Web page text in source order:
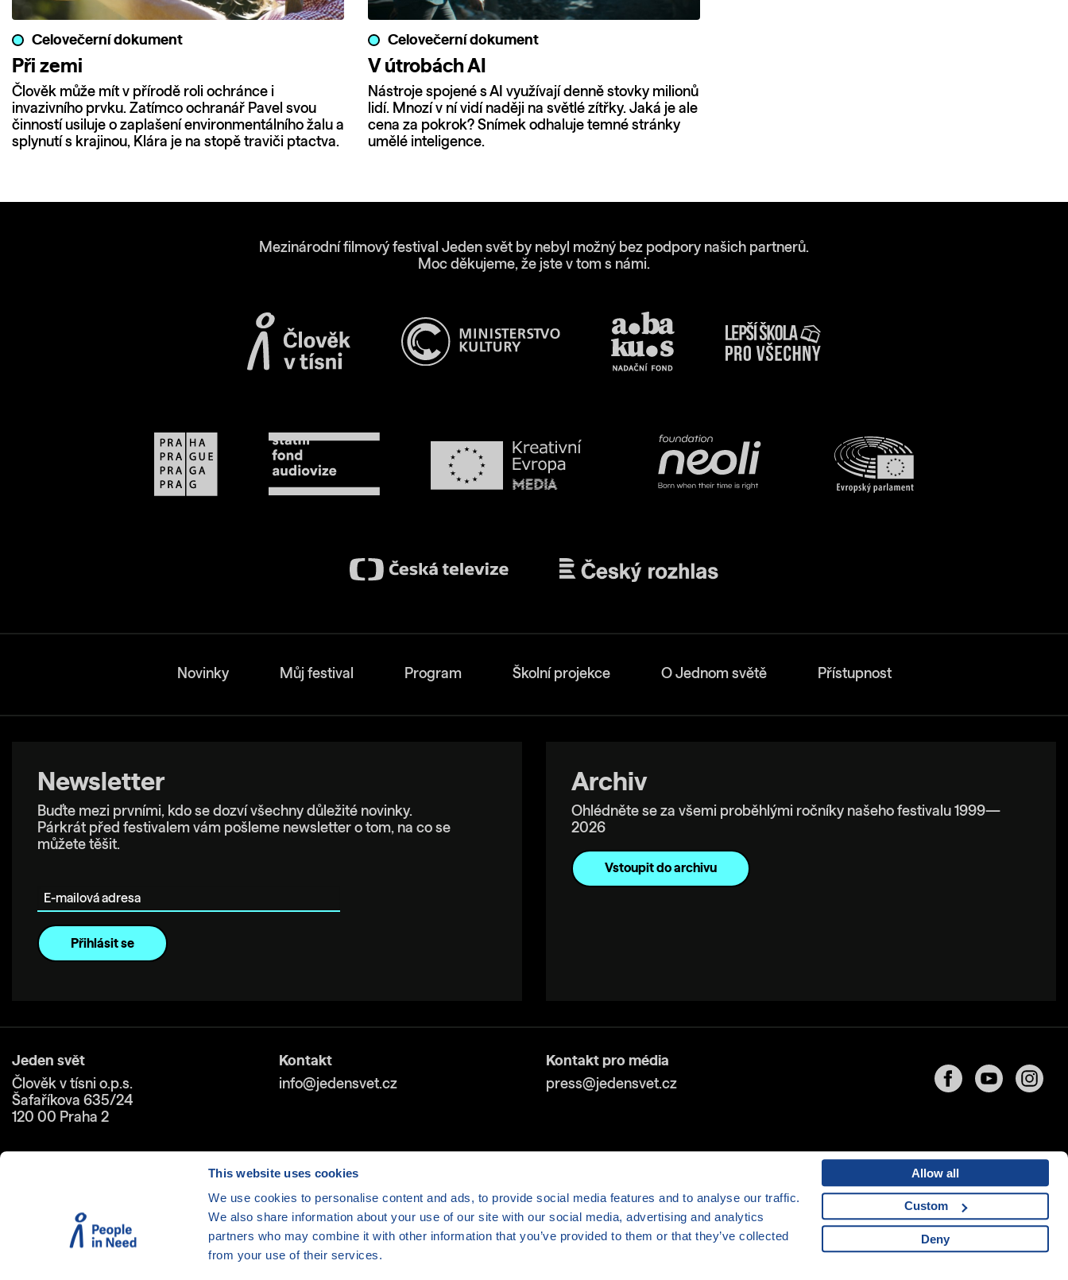
This website uses cookies
We use cookies to personalise content and ads, to provide social media features and to analyse our traffic.
We also share information about your use of our site with our social media, advertising and analytics
partners who may combine it with other information that you’ve provided to them or that they’ve collected
from your use of their services.
Allow all
Custom
Deny
Celovečerní dokument
Při zemi
Člověk může mít v přírodě roli ochránce i
invazivního prvku. Zatímco ochranář Pavel svou
činností usiluje o zaplašení environmentálního žalu a
splynutí s krajinou, Klára je na stopě traviči ptactva.
Celovečerní dokument
V útrobách AI
Nástroje spojené s AI využívají denně stovky milionů
lidí. Mnozí v ní vidí naději na světlé zítřky. Jaká je ale
cena za pokrok? Snímek odhaluje temné stránky
umělé inteligence.
Mezinárodní filmový festival Jeden svět by nebyl možný bez podpory našich partnerů.
Moc děkujeme, že jste v tom s námi.
Novinky Můj festival Program Školní projekce O Jednom světě Přístupnost
Newsletter
Buďte mezi prvními, kdo se dozví všechny důležité novinky.
Párkrát před festivalem vám pošleme newsletter o tom, na co se
můžete těšit.
Archiv
Ohlédněte se za všemi proběhlými ročníky našeho festivalu 1999—
2026
Vstoupit do archivu
Jeden svět
Člověk v tísni o.p.s.
Šafaříkova 635/24
120 00 Praha 2
Kontakt
info@jedensvet.cz
Kontakt pro média
press@jedensvet.cz
Cookies| © 1999-2026 Člověk v tísni o.p.s., web běží v rámci bezplatnéhoserverhostingspolečnosti